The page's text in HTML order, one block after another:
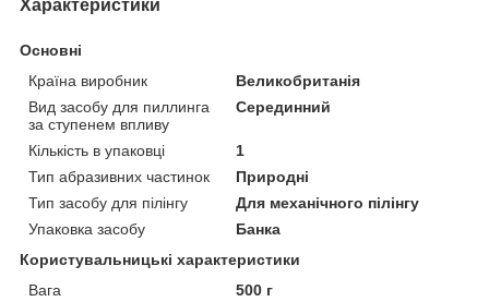
Характеристики
Основні
Країна виробник
Великобританія
Вид засобу для пиллинга
за ступенем впливу
Серединний
Кількість в упаковці
1
Тип абразивних частинок
Природні
Тип засобу для пілінгу
Для механічного пілінгу
Упаковка засобу
Банка
Користувальницькі характеристики
Вага
500 г